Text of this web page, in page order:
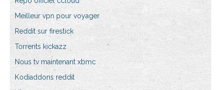
Meilleur vpn pour voyager
Reddit sur firestick
Torrents kickazz
Nous tv maintenant xbmc
Kodiaddons reddit